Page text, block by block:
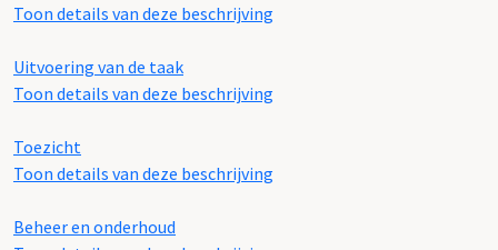
Toon details van deze beschrijving
Uitvoering van de taak
Toon details van deze beschrijving
Toezicht
Toon details van deze beschrijving
Beheer en onderhoud